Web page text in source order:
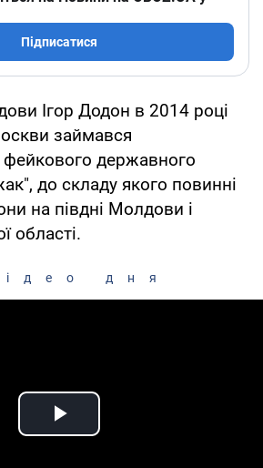
Підписатися
Ігор Додон в 2014 році
займався
державного
до складу якого повинні
на півдні Молдови і
області.
дня
Play Video